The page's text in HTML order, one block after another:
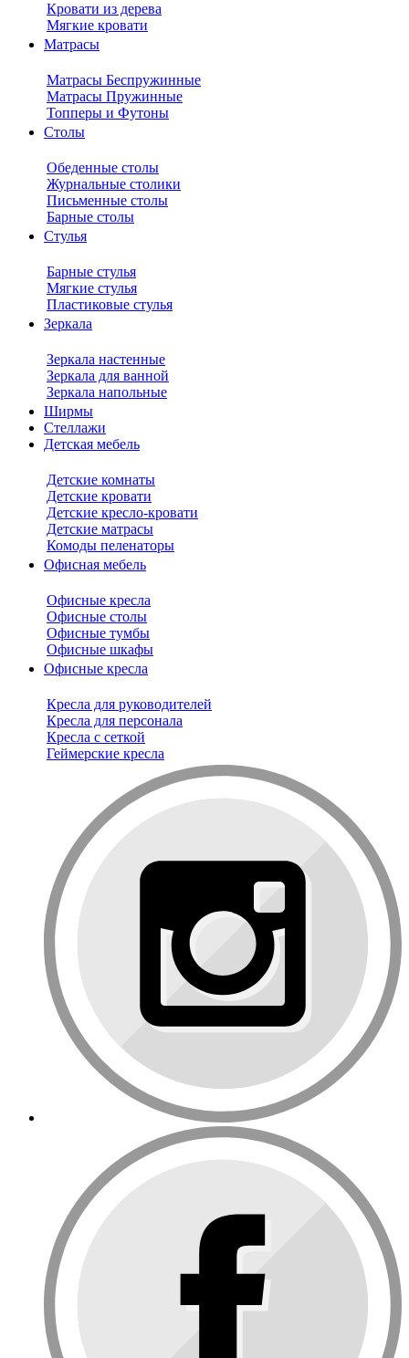
Кровати из дерева
Мягкие кровати
Матрасы
Матрасы Беспружинные
Матрасы Пружинные
Топперы и Футоны
Столы
Обеденные столы
Журнальные столики
Письменные столы
Барные столы
Стулья
Барные стулья
Мягкие стулья
Пластиковые стулья
Зеркала
Зеркала настенные
Зеркала для ванной
Зеркала напольные
Ширмы
Стеллажи
Детская мебель
Детские комнаты
Детские кровати
Детские кресло-кровати
Детские матрасы
Комоды пеленаторы
Офисная мебель
Офисные кресла
Офисные столы
Офисные тумбы
Офисные шкафы
Офисные кресла
Кресла для руководителей
Кресла для персонала
Кресла с сеткой
Геймерские кресла